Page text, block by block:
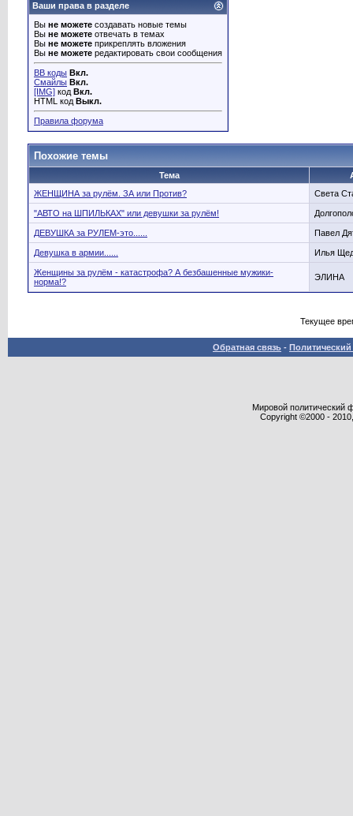
Ваши права в разделе
Вы не можете создавать новые темы
Вы не можете отвечать в темах
Вы не можете прикреплять вложения
Вы не можете редактировать свои сообщения
BB коды Вкл.
Смайлы Вкл.
[IMG] код Вкл.
HTML код Выкл.
Правила форума
Похожие темы
Тема
ЖЕНЩИНА за рулём. ЗА или Против?
Света
"АВТО на ШПИЛЬКАХ" или девушки за рулём!
ДЕВУШКА за РУЛЕМ-это...... Павел
Девушка в армии...... Илья
Женщины за рулём - катастрофа? А безбашенные мужики-
норма!?
ЭЛИНА
Текущее
Обратная связь -
Мировой политический
Copyright ©2000 -